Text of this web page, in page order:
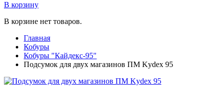
В корзину
В корзине нет товаров.
Главная
Кобуры
Кобуры "Кайдекс-95"
Подсумок для двух магазинов ПМ Kydex 95